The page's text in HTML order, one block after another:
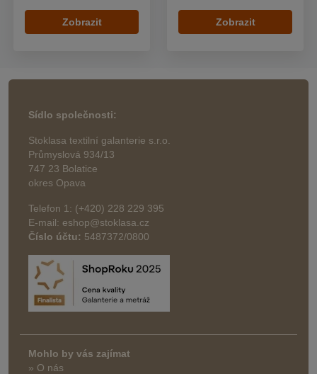
Zobrazit Zobrazit
Sídlo společnosti:
Stoklasa textilní galanterie s.r.o.
Průmyslová 934/13
747 23 Bolatice
okres Opava
Telefon 1: (+420) 228 229 395
E-mail: eshop@stoklasa.cz
Číslo účtu: 5487372/0800
Mohlo by vás zajímat
» O nás